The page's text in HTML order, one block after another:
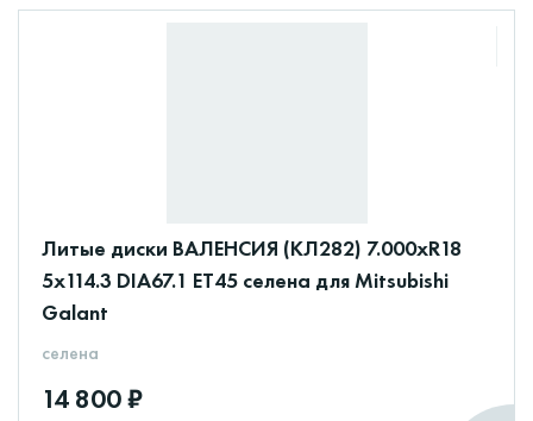
Литые диски ВАЛЕНСИЯ (КЛ282) 7.000xR18
5x114.3 DIA67.1 ET45 селена для Mitsubishi
Galant
селена
14 800 ₽